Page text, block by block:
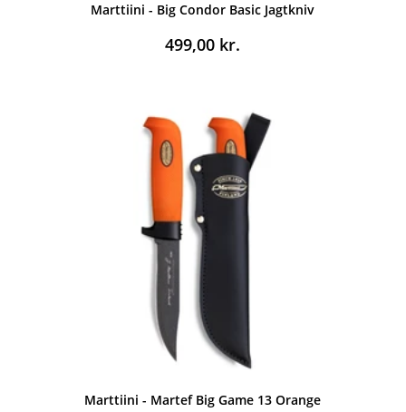
Marttiini - Big Condor Basic Jagtkniv
499,00 kr.
Marttiini - Martef Big Game 13 Orange